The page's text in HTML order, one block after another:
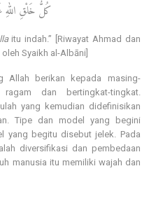
كُلُّ خَلْقِ
itu indah.” [Riwayat Ahmad dan
Syaikh al-Albāni]
Allah berikan kepada masing-
dan bertingkat-tingkat.
yang kemudian didefinisikan
Tipe dan model yang begini
yang begitu disebut jelek. Pada
diversifikasi dan pembedaan
manusia itu memiliki wajah dan